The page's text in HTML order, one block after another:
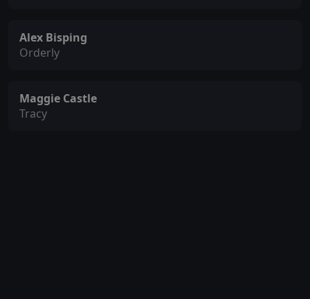
Alex Bisping
Orderly
Maggie Castle
Tracy